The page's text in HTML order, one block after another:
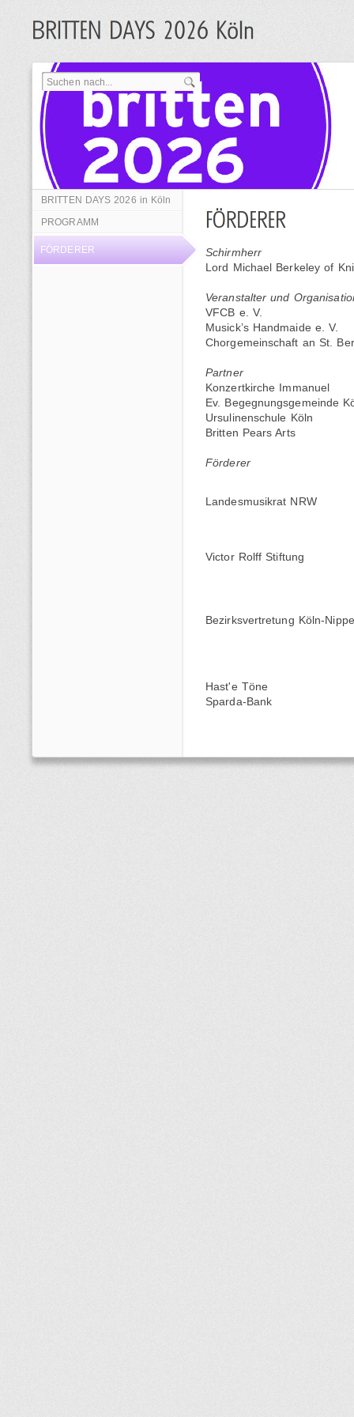
BRITTEN DAYS 2026 in Köln
PROGRAMM
FÖRDERER
Schirmherr
Lord Michael Berkeley of
Veranstalter und
VFCB e. V.
Musick’s Handmaide e. V.
Chorgemeinschaft an St.
Partner
Konzertkirche Immanuel
Ev. Begegnungsgemeinde
Ursulinenschule Köln
Britten Pears Arts
Förderer
Landesmusikrat NRW
Victor Rolff Stiftung
Bezirksvertretung Köln-
Hast'e Töne
Sparda-Bank